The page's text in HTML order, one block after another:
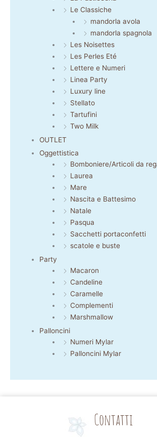
Le Classiche
mandorla avola
mandorla spagnola
Les Noisettes
Les Perles Eté
Lettere e Numeri
Linea Party
Luxury line
Stellato
Tartufini
Two Milk
OUTLET
Oggettistica
Bomboniere/Articoli da
Laurea
Mare
Nascita e Battesimo
Natale
Pasqua
Sacchetti portaconfetti
scatole e buste
Party
Macaron
Candeline
Caramelle
Complementi
Marshmallow
Palloncini
Numeri Mylar
Palloncini Mylar
Contatti